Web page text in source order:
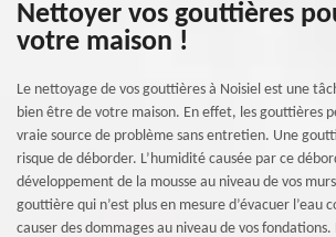
Nettoyer vos gouttières
votre maison !
Le nettoyage de vos gouttières à Noisiel est une
bien être de votre maison. En effet, les gouttières
vraie source de problème sans entretien. Une
risque de déborder. L’humidité causée par ce
développement de la mousse au niveau de vos
gouttière qui n’est plus en mesure d’évacuer l’eau
causer des dommages au niveau de vos